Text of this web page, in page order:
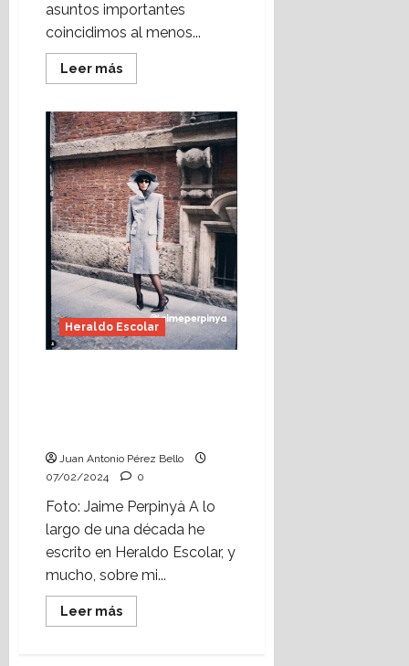
asuntos importantes
coincidimos al menos...
Leer másLeer
más
Sí
que
nací
para
aprender
(Heraldo
Escolar)
Foto:
Jaime
Perpinyà
Heraldo Escolar
Juan Antonio Pérez Bello
07/02/2024
0
Foto: Jaime Perpinyà A lo
largo de una década he
escrito en Heraldo Escolar, y
mucho, sobre mi...
Leer másLeer
más